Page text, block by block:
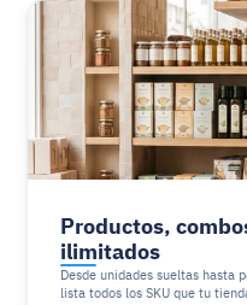
Productos,
ilimitados
Desde unidades sueltas hasta
lista todos los SKU que tu